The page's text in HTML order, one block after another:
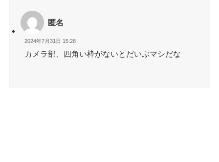
匿名
2024年7月31日 15:28
カメラ部、四角い枠がないとだいぶマシだな